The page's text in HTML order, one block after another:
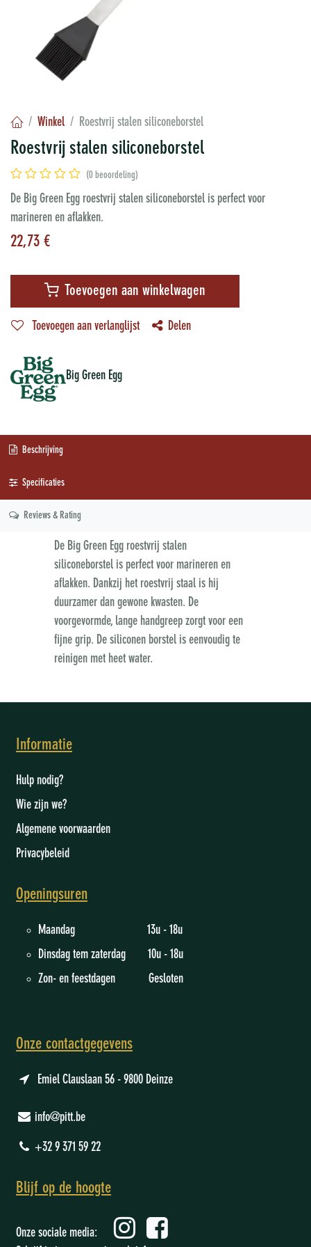
Winkel Roestvrij stalen siliconeborstel
Roestvrij stalen siliconeborstel
(0 beoordeling)
De Big Green Egg roestvrij stalen siliconeborstel is perfect voor
marineren en aflakken.
22,73 €
Toevoegen aan winkelwagen
Toevoegen aan verlanglijst Delen
Big Green Egg
Beschrijving
Specificaties
Reviews & Rating
De Big Green Egg roestvrij stalen
siliconeborstel is perfect voor marineren en
aflakken. Dankzij het roestvrij staal is hij
duurzamer dan gewone kwasten. De
voorgevormde, lange handgreep zorgt voor een
fijne grip. De siliconen borstel is eenvoudig te
reinigen met heet water.
Informatie
Hulp nodig?
Wie zijn we?
Algemene voorwaarden
Privacybeleid
Openingsuren
Maandag 13u - 18u
Dinsdag tem zaterdag 10u - 18u
Zon- en feestdagen Gesloten
Onze contactgegevens
Emiel Clauslaan 56 - 9800 Deinze
info@pitt.be
+32 9 371 59 22
Blijf op de hoogte
Onze sociale media: